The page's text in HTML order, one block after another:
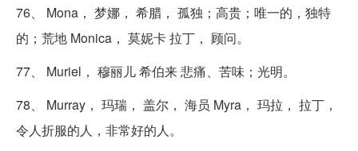
76、 Mona， 梦娜， 希腊， 孤独；高贵；唯一的，独特
的；荒地 Monica， 莫妮卡 拉丁， 顾问。
77、 Muriel， 穆丽儿 希伯来 悲痛、苦味；光明。
78、 Murray， 玛瑞， 盖尔， 海员 Myra， 玛拉， 拉丁，
令人折服的人，非常好的人。